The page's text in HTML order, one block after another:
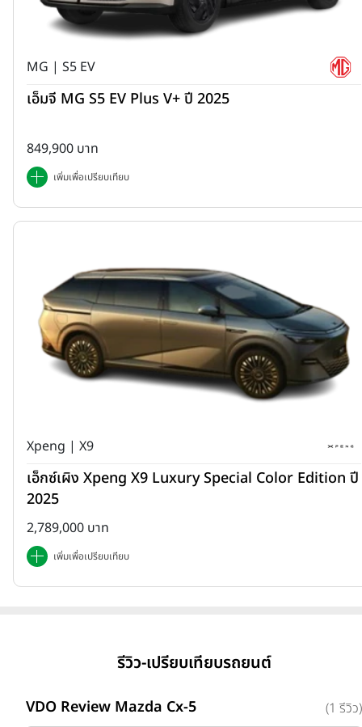
MG | S5 EV
เอ็มจี MG S5 EV Plus V+ ปี 2025
849,900 บาท
เพิ่มเพื่อเปรียบเทียบ
Xpeng | X9
เอ็กซ์เผิง Xpeng X9 Luxury Special Color Edition ปี
2025
2,789,000 บาท
เพิ่มเพื่อเปรียบเทียบ
รีวิว-เปรียบเทียบรถยนต์
VDO Review Mazda Cx-5 (1 รีวิว)